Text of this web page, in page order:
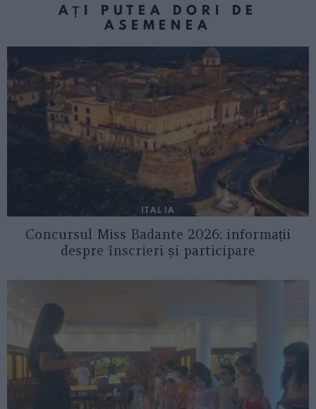
AȚI PUTEA DORI DE
ASEMENEA
ITALIA
Concursul Miss Badante 2026: informații
despre înscrieri și participare